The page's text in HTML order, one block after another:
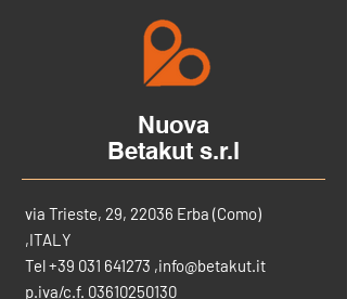
Nuova
Betakut s.r.l
via Trieste, 29, 22036 Erba (Como)
,ITALY
Tel+39 031 641273 ,info@betakut.it
p.iva/c.f. 03610250130